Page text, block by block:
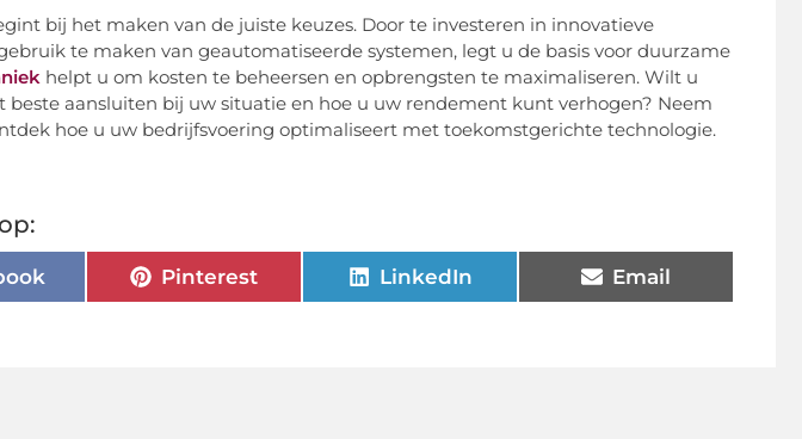
bij het maken van de juiste keuzes. Door te investeren in innovatieve
te maken van geautomatiseerde systemen, legt u de basis voor duurzame
helpt u om kosten te beheersen en opbrengsten te maximaliseren. Wilt u
aansluiten bij uw situatie en hoe u uw rendement kunt verhogen? Neem
hoe u uw bedrijfsvoering optimaliseert met toekomstgerichte technologie.
Pinterest LinkedIn Email